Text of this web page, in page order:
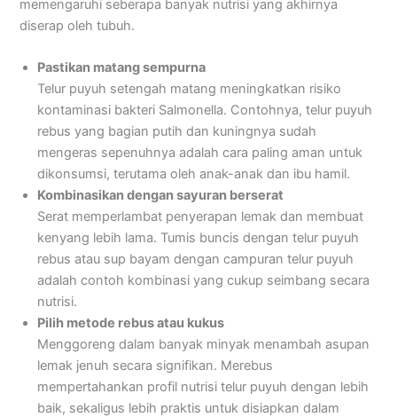
memengaruhi seberapa banyak nutrisi yang akhirnya
diserap oleh tubuh.
Pastikan matang sempurna
Telur puyuh setengah matang meningkatkan risiko
kontaminasi bakteri Salmonella. Contohnya, telur puyuh
rebus yang bagian putih dan kuningnya sudah
mengeras sepenuhnya adalah cara paling aman untuk
dikonsumsi, terutama oleh anak-anak dan ibu hamil.
Kombinasikan dengan sayuran berserat
Serat memperlambat penyerapan lemak dan membuat
kenyang lebih lama. Tumis buncis dengan telur puyuh
rebus atau sup bayam dengan campuran telur puyuh
adalah contoh kombinasi yang cukup seimbang secara
nutrisi.
Pilih metode rebus atau kukus
Menggoreng dalam banyak minyak menambah asupan
lemak jenuh secara signifikan. Merebus
mempertahankan profil nutrisi telur puyuh dengan lebih
baik, sekaligus lebih praktis untuk disiapkan dalam